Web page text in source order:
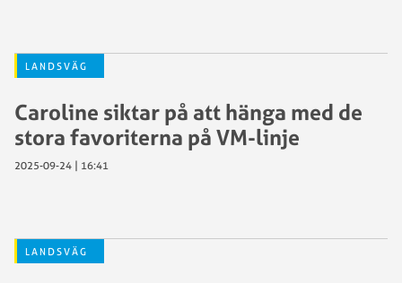
LANDSVÄG
Caroline siktar på att hänga med de
stora favoriterna på VM-linje
2025-09-24 | 16:41
LANDSVÄG